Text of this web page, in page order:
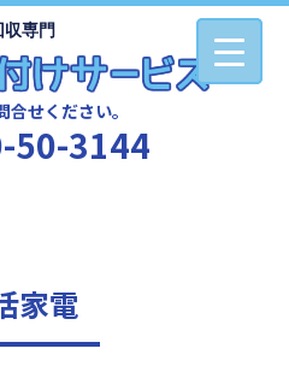
専門
合せください。
50-3144
家電